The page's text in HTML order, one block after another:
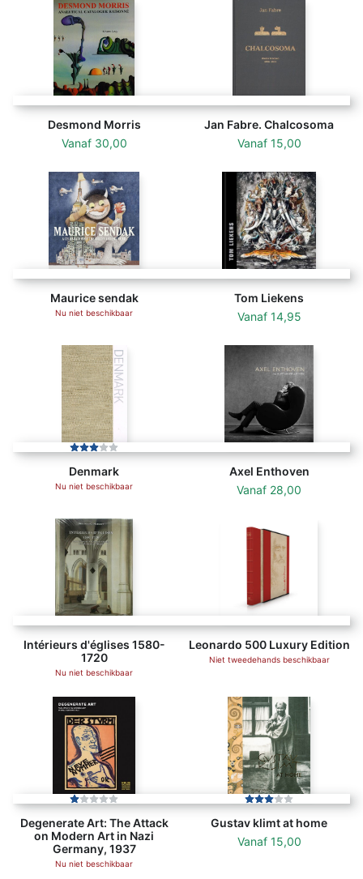
Desmond Morris
Vanaf 30,00
Jan Fabre. Chalcosoma
Vanaf 15,00
Maurice sendak
Nu niet beschikbaar
Tom Liekens
Vanaf 14,95
Denmark
Nu niet beschikbaar
Axel Enthoven
Vanaf 28,00
Intérieurs d'églises 1580-
1720
Nu niet beschikbaar
Leonardo 500 Luxury Edition
Niet tweedehands beschikbaar
Degenerate Art: The Attack
on Modern Art in Nazi
Germany, 1937
Nu niet beschikbaar
Gustav klimt at home
Vanaf 15,00